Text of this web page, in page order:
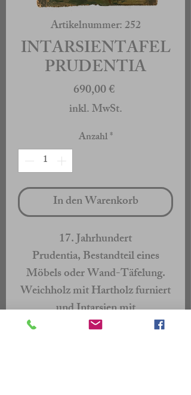
Artikelnummer: 252
INTARSIENTAFEL
PRUDENTIA
690,00 €Preis
inkl. MwSt.
Anzahl*
In den Warenkorb
17. Jahrhundert
Prudentia, Bestandteil eines
Möbels oder Wand-Täfelung.
Weichholz mit Hartholz furniert
und Intarsien mit
Brandschattierungen.